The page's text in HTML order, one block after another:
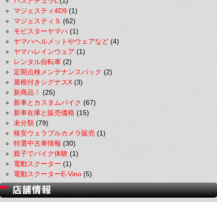
マジェスティ4D9(1)
マジェスティＳ(62)
モビスターヤマハ(1)
ヤマハヘルメットやウェアなど(4)
ヤマハレインウェア(1)
レンタル自転車(2)
定期点検メンテナンスパック(2)
屋根付きシグナスX(3)
新商品！(25)
新車とカスタムバイク(67)
新車在庫と販売価格(15)
未分類(79)
格安ウェラブルカメラ販売(1)
特選中古車情報(30)
親子でバイク体験(1)
電動スクーター(1)
電動スクーターE-Vino(5)